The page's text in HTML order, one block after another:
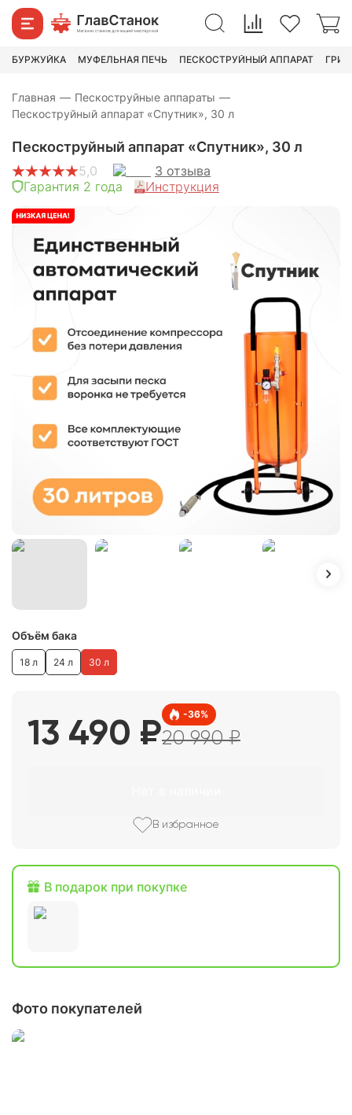
БУРЖУЙКА МУФЕЛЬНАЯ ПЕЧЬ ПЕСКОСТРУЙНЫЙ АППАРАТ
Главная — Пескоструйные аппараты —
Пескоструйный аппарат «Спутник», 30 л
13 490 ₽
Пескоструйный аппарат «Спутник», 30 л
5,0 3 отзыва
Гарантия 2 года
Инструкция
Объём бака
18 л 24 л 30 л
13 490 ₽
-36%
20 990₽
В избранное
В подарок при покупке
Фото покупателей